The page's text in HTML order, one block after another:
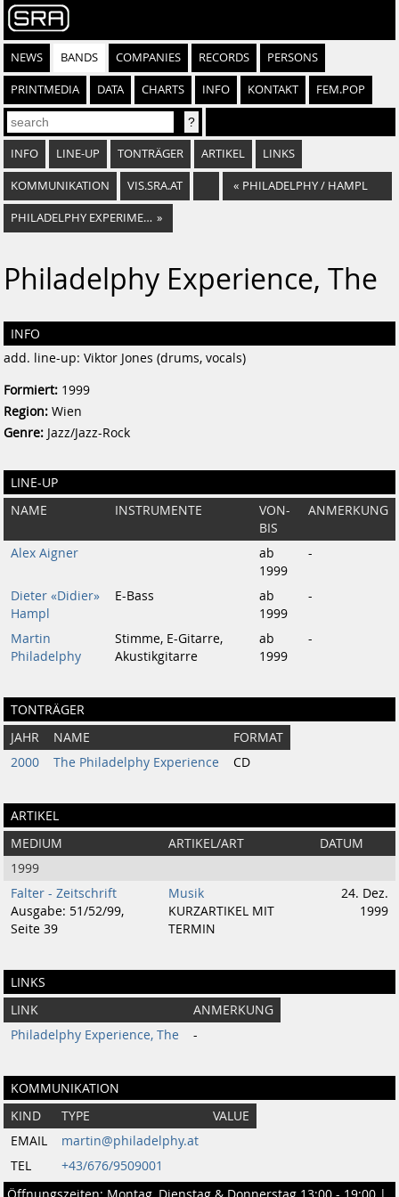
NEWS BANDS COMPANIES RECORDS PERSONS
PRINTMEDIA DATA CHARTS INFO KONTAKT FEM.POP
INFO LINE-UP TONTRÄGER ARTIKEL LINKS
KOMMUNIKATION VIS.SRA.AT « PHILADELPHY / HAMPL
PHILADELPHY EXPERIMENT »
Philadelphy Experience, The
INFO
add. line-up: Viktor Jones (drums, vocals)
Formiert: 1999
Region: Wien
Genre: Jazz/Jazz-Rock
LINE-UP
NAME INSTRUMENTE
VON-
BIS
ANMERKUNG
Alex Aigner
ab
1999
-
Dieter «Didier»
Hampl
E-Bass
ab
1999
-
Martin
Philadelphy
Stimme, E-Gitarre,
Akustikgitarre
ab
1999
-
TONTRÄGER
JAHR NAME
FORMAT
2000
The Philadelphy Experience CD
ARTIKEL
MEDIUM ARTIKEL/ART
DATUM
1999
Falter - Zeitschrift
Ausgabe: 51/52/99,
Seite 39
Musik
KURZARTIKEL MIT
TERMIN
24. Dez.
1999
LINKS
LINK
ANMERKUNG
Philadelphy Experience, The
-
KOMMUNIKATION
KIND TYPE
VALUE
EMAIL
martin@philadelphy.at
TEL
+43/676/9509001